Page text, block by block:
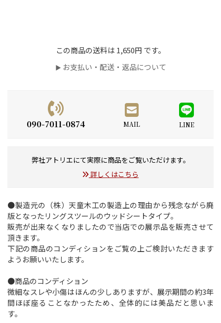
この商品の送料は 1,650円 です。
▶ お支払い・配送・返品について
090-7011-0874 MAIL LINE
弊社アトリエにて実際に商品をご覧いただけます。
詳しくはこちら
●製造元の（株）天童木工の製造上の理由から残念ながら廃
版となったリングスツールのウッドシートタイプ。
販売が出来なくなりましたので当店での展示品を販売させて
頂きます。
下記の商品のコンディションをご覧の上ご検討いただきます
ようお願いいたします。
●商品のコンディション
微細なスレや小傷はほんの少しありますが、展示期間の約3年
間ほぼ座ることなかったため、全体的には美品だと思いま
す。